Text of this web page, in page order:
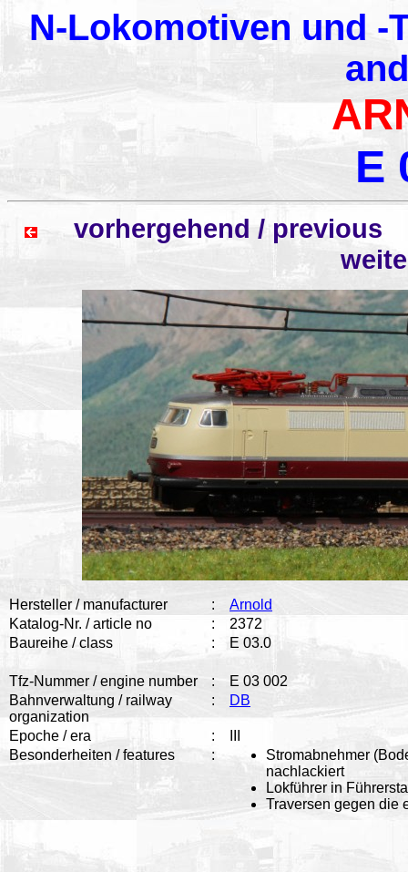
N-Lokomotiven und -
E
vorhergehend /
Hersteller / manufacturer :
Arnold
Katalog-Nr. / article no
:
2372
Baureihe / class
: E 03.0
Tfz-Nummer / engine number :
E 03 002
Bahnverwaltung / railway
organization
: DB
Epoche / era :
Besonderheiten / features
:
Stromabnehmer
nachlackiert
Lokführer in
Traversen gegen die